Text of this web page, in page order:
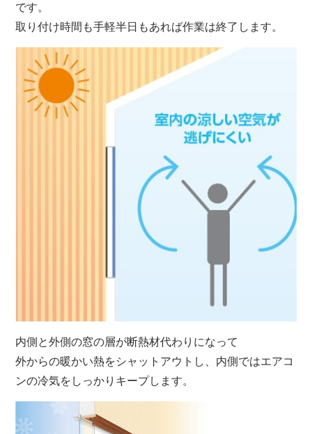
です。
取り付け時間も手軽半日もあれば作業は終了します。
内側と外側の窓の層が断熱材代わりになって
外からの暖かい熱をシャットアウトし、内側ではエアコ
ンの冷気をしっかりキープします。